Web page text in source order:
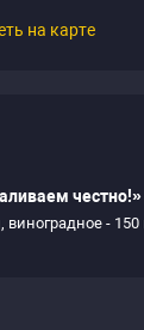
на карте
честно!»
виноградное -